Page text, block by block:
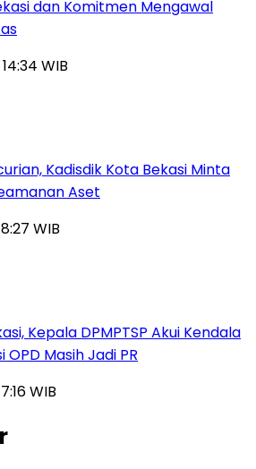
dan Komitmen Mengawal
WIB
Kadisdik Kota Bekasi Minta
Aset
WIB
Kepala DPMPTSP Akui Kendala
Masih Jadi PR
WIB